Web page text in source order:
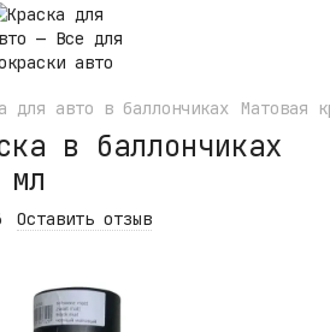
для авто в баллончиках Матовая
в баллончиках
Оставить отзыв